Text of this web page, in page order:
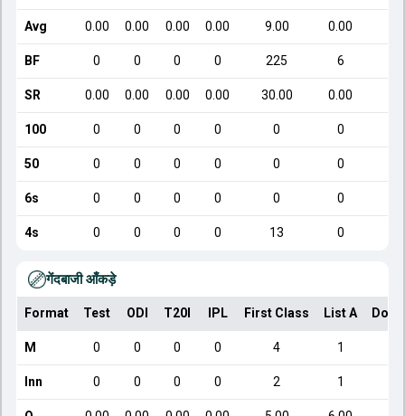
Avg 0.00 0.00 0.00 0.00 9.00 0.00
BF 0 0 0 0 225 6
SR 0.00 0.00 0.00 0.00 30.00 0.00
100 0 0 0 0 0 0
50 0 0 0 0 0 0
6s 0 0 0 0 0 0
4s 0 0 0 0 13 0
गेंदबाजी आँकड़े
Format Test ODI T20I IPL First Class List A
M 0 0 0 0 4 1
Inn 0 0 0 0 2 1